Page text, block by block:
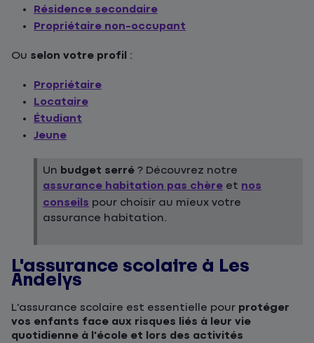
Résidence secondaire
Propriétaire non-occupant
Ou selon votre profil :
Propriétaire
Locataire
Étudiant
Jeune
Un budget serré ? Découvrez notre
assurance habitation pas chère et nos
conseils pour choisir au mieux votre
assurance habitation.
L'assurance scolaire à Les
Andelys
L'assurance scolaire est essentielle pour protéger
vos enfants face aux risques liés à leur vie
quotidienne à l'école et lors des activités